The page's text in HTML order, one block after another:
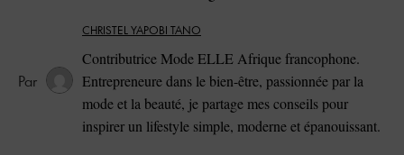
CHRISTEL YAPOBI TANO
Contributrice Mode ELLE Afrique francophone.
Entrepreneure dans le bien-être, passionnée par la
mode et la beauté, je partage mes conseils pour
inspirer un lifestyle simple, moderne et épanouissant.